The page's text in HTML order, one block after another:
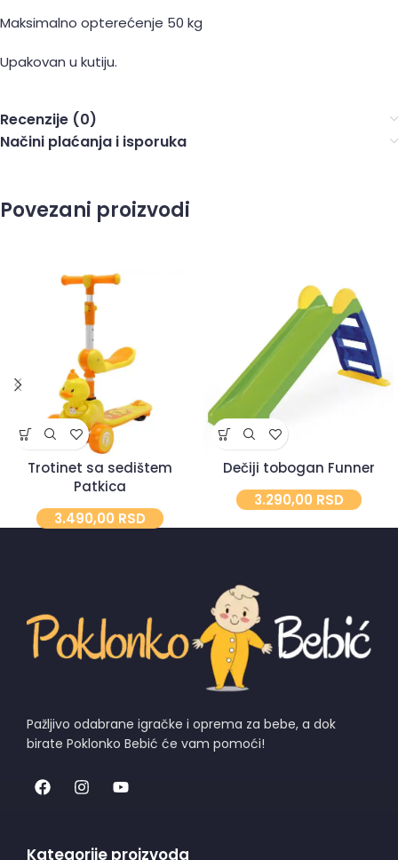
Maksimalno opterećenje 50 kg
Upakovan u kutiju.
Recenzije (0)
Načini plaćanja i isporuka
Povezani proizvodi
Trotinet sa sedištem
Patkica
3.490,00 RSD
Dečiji tobogan Funner
3.290,00 RSD
Pažljivo odabrane igračke i oprema za bebe, a dok
birate Poklonko Bebić će vam pomoći!
Kategorije proizvoda